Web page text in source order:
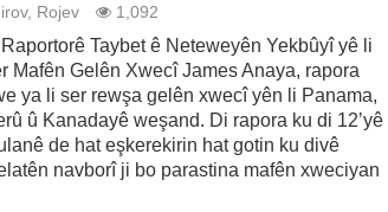
, Rojev 1,092
Taybet ê Neteweyên Yekbûyî yê li
Mafên Gelên Xwecî James Anaya, rapora
ya li ser rewşa gelên xwecî yên li Panama,
û Kanadayê weşand. Di rapora ku di 12’yê
de hat eşkerekirin hat gotin ku divê
navborî ji bo parastina mafên xweciyan